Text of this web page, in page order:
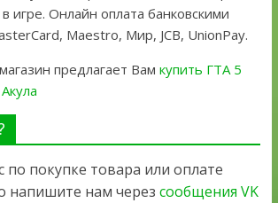
игре. Онлайн оплата банковскими
Maestro, Мир, JCB, UnionPay.
предлагает Вам купить ГТА 5
по покупке товара или оплате
напишите нам через сообщения VK